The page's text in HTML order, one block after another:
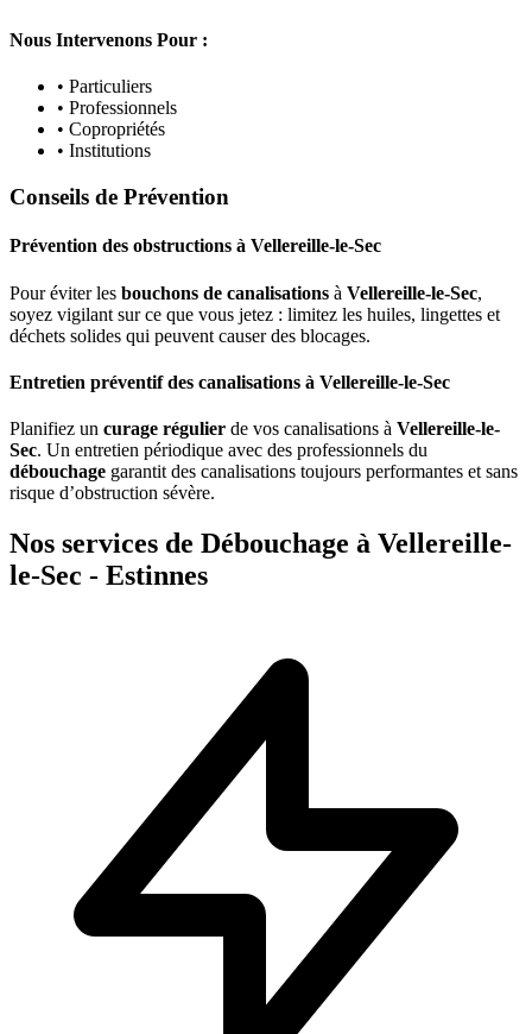
Nous Intervenons Pour :
• Particuliers
• Professionnels
• Copropriétés
• Institutions
Conseils de Prévention
Prévention des obstructions à Vellereille-le-Sec
Pour éviter les bouchons de canalisations à Vellereille-le-Sec,
soyez vigilant sur ce que vous jetez : limitez les huiles, lingettes et
déchets solides qui peuvent causer des blocages.
Entretien préventif des canalisations à Vellereille-le-Sec
Planifiez un curage régulier de vos canalisations à Vellereille-le-
Sec. Un entretien périodique avec des professionnels du
débouchage garantit des canalisations toujours performantes et sans
risque d’obstruction sévère.
Nos services de Débouchage à Vellereille-
le-Sec - Estinnes